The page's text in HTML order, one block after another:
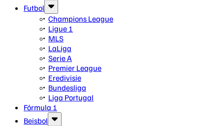
Futbol
Champions League
Ligue 1
MLS
LaLiga
Serie A
Premier League
Eredivisie
Bundesliga
Liga Portugal
Fórmula 1
Beisbol